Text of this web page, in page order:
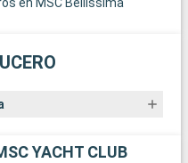
en MSC Bellissima
YACHT CLUB